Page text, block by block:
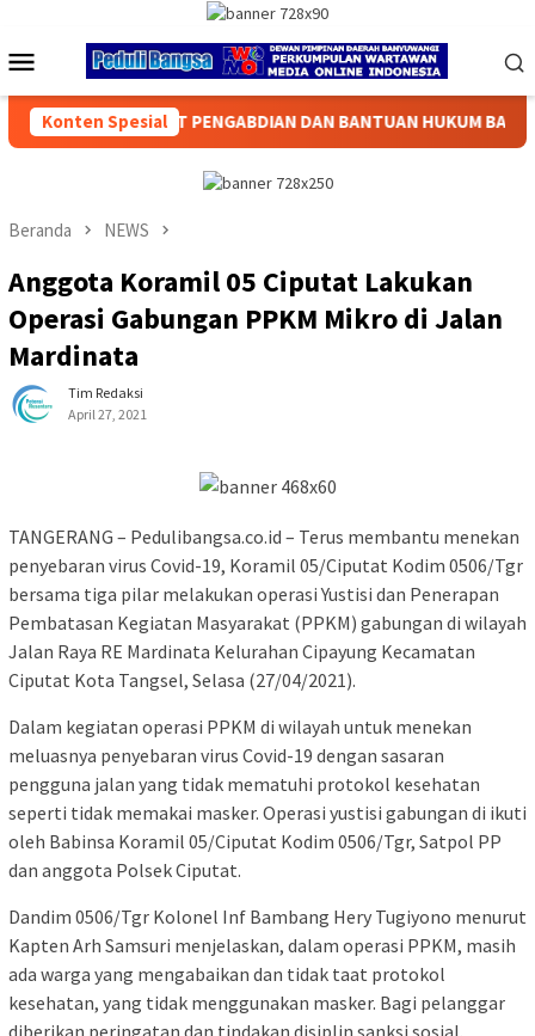
konten
Menu
Mobile
Konten Spesial
BANTUAN HUKUM BAGI MASYARAKAT Kakorlantas
Beranda NEWS
Anggota Koramil 05 Ciputat Lakukan
Operasi Gabungan PPKM Mikro di Jalan
Mardinata
Tim Redaksi
April 27, 2021
TANGERANG – Pedulibangsa.co.id – Terus membantu menekan
penyebaran virus Covid-19, Koramil 05/Ciputat Kodim 0506/Tgr
bersama tiga pilar melakukan operasi Yustisi dan Penerapan
Pembatasan Kegiatan Masyarakat (PPKM) gabungan di wilayah
Jalan Raya RE Mardinata Kelurahan Cipayung Kecamatan
Ciputat Kota Tangsel, Selasa (27/04/2021).
Dalam kegiatan operasi PPKM di wilayah untuk menekan
meluasnya penyebaran virus Covid-19 dengan sasaran
pengguna jalan yang tidak mematuhi protokol kesehatan
seperti tidak memakai masker. Operasi yustisi gabungan di ikuti
oleh Babinsa Koramil 05/Ciputat Kodim 0506/Tgr, Satpol PP
dan anggota Polsek Ciputat.
Dandim 0506/Tgr Kolonel Inf Bambang Hery Tugiyono menurut
Kapten Arh Samsuri menjelaskan, dalam operasi PPKM, masih
ada warga yang mengabaikan dan tidak taat protokol
kesehatan, yang tidak menggunakan masker. Bagi pelanggar
diberikan peringatan dan tindakan disiplin sanksi sosial.